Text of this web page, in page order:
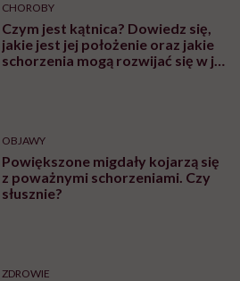
CHOROBY
Czym jest kątnica? Dowiedz się,
jakie jest jej położenie oraz jakie
schorzenia mogą rozwijać się w jej
OBJAWY
Powiększone migdały kojarzą się
z poważnymi schorzeniami. Czy
słusznie?
ZDROWIE